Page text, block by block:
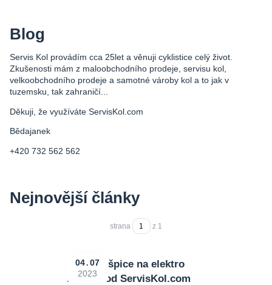
Blog
Servis Kol provádím cca 25let a věnuji cyklistice celý život.
Zkušenosti mám z maloobchodního prodeje, servisu kol,
velkoobchodního prodeje a samotné vároby kol a to jak v
tuzemsku, tak zahraničí...
Děkuji, že využíváte ServisKol.com
Bědajanek
+420 732 562 562
Nejnovější články
strana z 1
Výměna špice na elektro
motoru od ServisKol.com
04 07
2023